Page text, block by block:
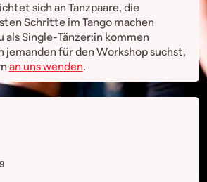
sich an Tanzpaare, die
Schritte im Tango machen
als Single-Tänzer:in kommen
jemanden für den Workshop suchst,
an uns wenden.